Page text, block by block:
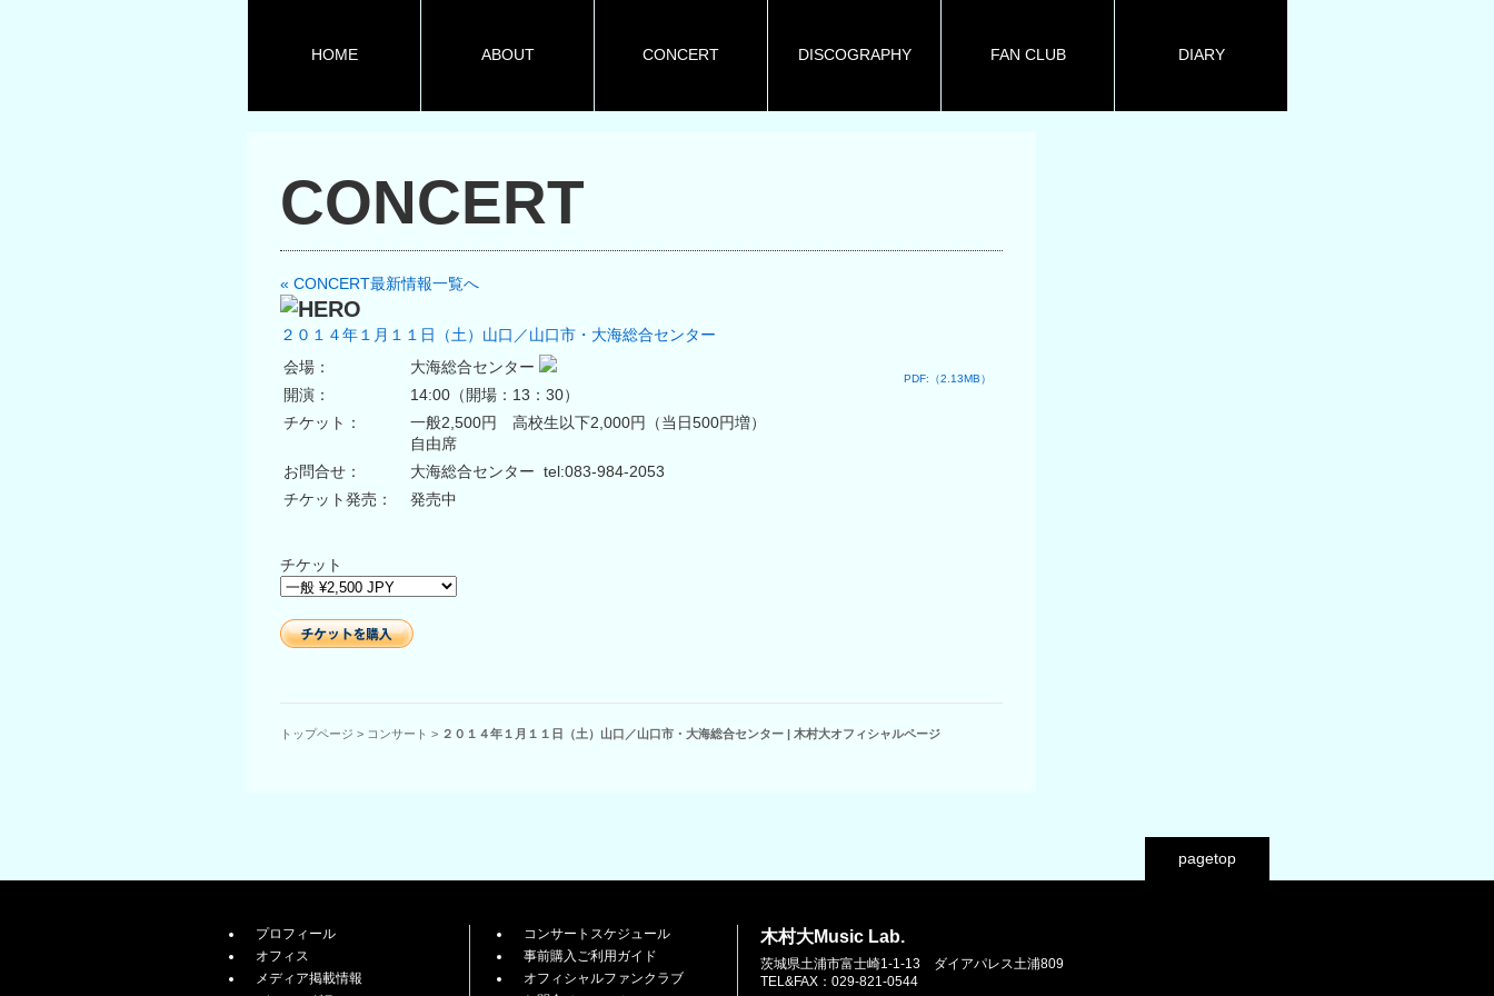
HOME ABOUT CONCERT DISCOGRAPHY FAN CLUB DIARY
CONCERT
« CONCERT最新情報一覧へ
２０１４年１月１１日（土）山口／山口市・大海総合センター
会場：
大海総合センター
開演：
14:00（開場：13：30）
チケット：
一般2,500円 高校生以下2,000円（当日500円増）
自由席
お問合せ：
大海総合センター tel:083-984-2053
チケット発売：
発売中
PDF:（2.13MB）
チケット
トップページ > コンサート > ２０１４年１月１１日（土）山口／山口市・大海総合センター | 木村大オフィシャルページ
pagetop
プロフィール
オフィス
メディア掲載情報
コンサートスケジュール
事前購入ご利用ガイド
オフィシャルファンクラブ
木村大Music Lab.
茨城県土浦市富士崎1-1-13 ダイアパレス土浦809
TEL&FAX：029-821-0544